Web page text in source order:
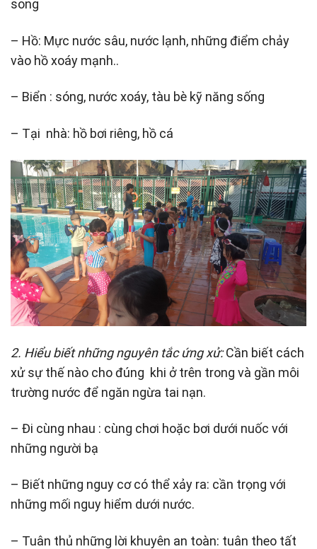
song
– Hồ: Mực nước sâu, nước lạnh, những điểm chảy
vào hồ xoáy mạnh..
– Biển : sóng, nước xoáy, tàu bè kỹ năng sống
– Tại nhà: hồ bơi riêng, hồ cá
2. Hiểu biết những nguyên tắc ứng xử:Cần biết cách
xử sự thế nào cho đúng khi ở trên trong và gần môi
trường nước để ngăn ngừa tai nạn.
– Đi cùng nhau : cùng chơi hoặc bơi dưới nuốc với
những người bạ
– Biết những nguy cơ có thể xảy ra: cần trọng với
những mối nguy hiểm dưới nước.
– Tuân thủ những lời khuyên an toàn: tuân theo tất